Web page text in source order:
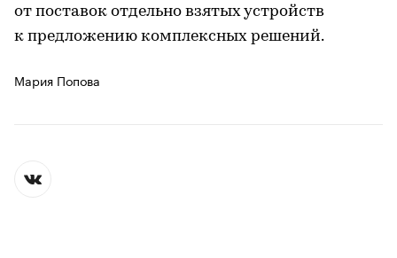
от поставок отдельно взятых устройств
к предложению комплексных решений.
Мария Попова